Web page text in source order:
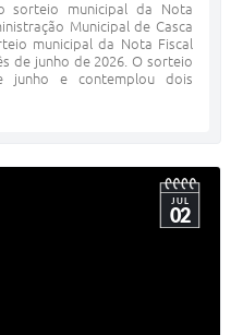
sorteio municipal da Nota
Municipal de Casca
municipal da Nota Fiscal
de junho de 2026. O sorteio
e contemplou dois
JUL
02